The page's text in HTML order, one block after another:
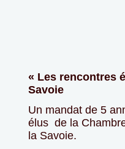
« Les rencontres
Savoie
Un mandat de 5
élus de la
la Savoie.